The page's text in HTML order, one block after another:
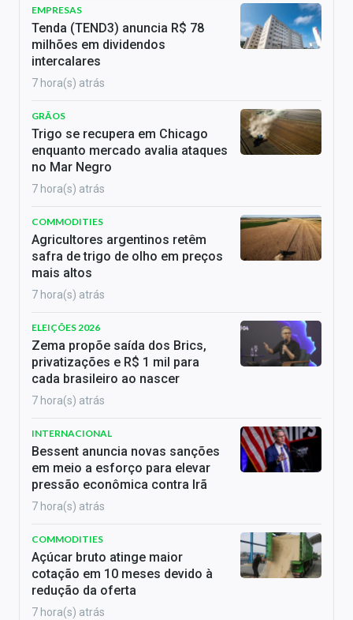
EMPRESAS
Tenda (TEND3) anuncia R$ 78
milhões em dividendos
intercalares
7 hora(s) atrás
GRÃOS
Trigo se recupera em Chicago
enquanto mercado avalia ataques
no Mar Negro
7 hora(s) atrás
COMMODITIES
Agricultores argentinos retêm
safra de trigo de olho em preços
mais altos
7 hora(s) atrás
ELEIÇÕES 2026
Zema propõe saída dos Brics,
privatizações e R$ 1 mil para
cada brasileiro ao nascer
7 hora(s) atrás
INTERNACIONAL
Bessent anuncia novas sanções
em meio a esforço para elevar
pressão econômica contra Irã
7 hora(s) atrás
COMMODITIES
Açúcar bruto atinge maior
cotação em 10 meses devido à
redução da oferta
7 hora(s) atrás